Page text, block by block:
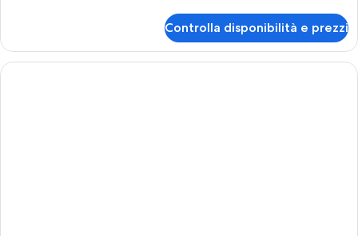
Controlla disponibilità e prezzi